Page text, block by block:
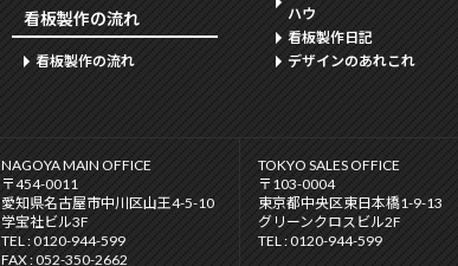
看板製作の流れ
看板製作の流れ
ハウ
看板製作日記
デザインのあれこれ
NAGOYA MAIN OFFICE
〒454-0011
愛知県名古屋市中川区山王4-5-10
学宝社ビル3F
TEL : 0120-944-599
FAX : 052-350-2662
TOKYO SALES OFFICE
〒103-0004
東京都中央区東日本橋1-9-13
グリーンクロスビル2F
TEL : 0120-944-599